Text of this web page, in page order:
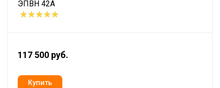
ЭПВН 42А
117 500 руб.